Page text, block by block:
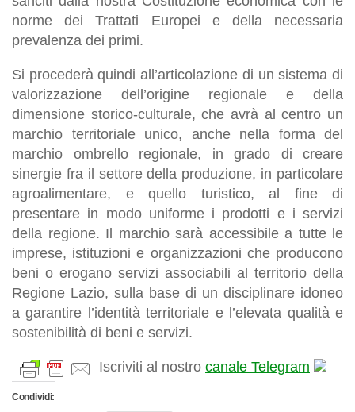
norme dei Trattati Europei e della necessaria
prevalenza dei primi.
Si procederà quindi all’articolazione di un sistema di
valorizzazione dell’origine regionale e della
dimensione storico-culturale, che avrà al centro un
marchio territoriale unico, anche nella forma del
marchio ombrello regionale, in grado di creare
sinergie fra il settore della produzione, in particolare
agroalimentare, e quello turistico, al fine di
presentare in modo uniforme i prodotti e i servizi
della regione. Il marchio sarà accessibile a tutte le
imprese, istituzioni e organizzazioni che producono
beni o erogano servizi associabili al territorio della
Regione Lazio, sulla base di un disciplinare idoneo
a garantire l’identità territoriale e l’elevata qualità e
sostenibilità di beni e servizi.
Iscriviti al nostro canale Telegram
Condividi: